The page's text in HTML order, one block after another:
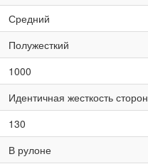
Средний
Полужесткий
1000
Идентичная жесткость сторон
130
В рулоне